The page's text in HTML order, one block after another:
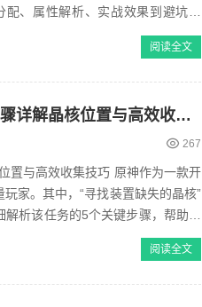
、属性解析、实战效果到避坑策
阅读全文
原神寻找装置缺失的晶核任务全攻略：5个关键步骤详解晶核位置与高效收集技巧
267
置与高效收集技巧 原神作为一款开
家。其中，“寻找装置缺失的晶核”
析该任务的5个关键步骤，帮助玩
阅读全文